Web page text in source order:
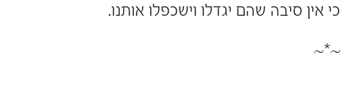
כי אין סיבה שהם יגדלו וישכפלו אותנו.
~*~